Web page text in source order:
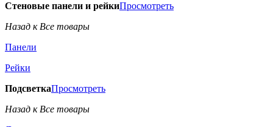
Стеновые панели и рейкиПросмотреть
Назад к Все товары
Панели
Рейки
ПодсветкаПросмотреть
Назад к Все товары